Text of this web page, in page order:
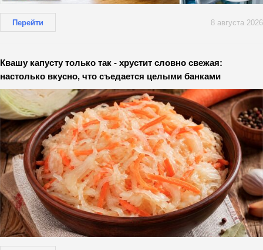
Перейти 8 августа 2026
Квашу капусту только так - хрустит словно свежая:
настолько вкусно, что съедается целыми банками